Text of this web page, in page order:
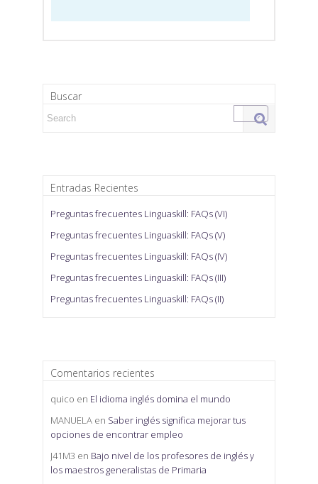
Buscar
Entradas Recientes
Preguntas frecuentes Linguaskill: FAQs (VI)
Preguntas frecuentes Linguaskill: FAQs (V)
Preguntas frecuentes Linguaskill: FAQs (IV)
Preguntas frecuentes Linguaskill: FAQs (III)
Preguntas frecuentes Linguaskill: FAQs (II)
Comentarios recientes
quico en El idioma inglés domina el mundo
MANUELA en Saber inglés significa mejorar tus
opciones de encontrar empleo
J41M3 en Bajo nivel de los profesores de inglés y
los maestros generalistas de Primaria